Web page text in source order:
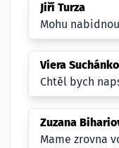
Jiří Turza
Mohu
Viera
Chtěl bych
Zuzana
Mame zrovna